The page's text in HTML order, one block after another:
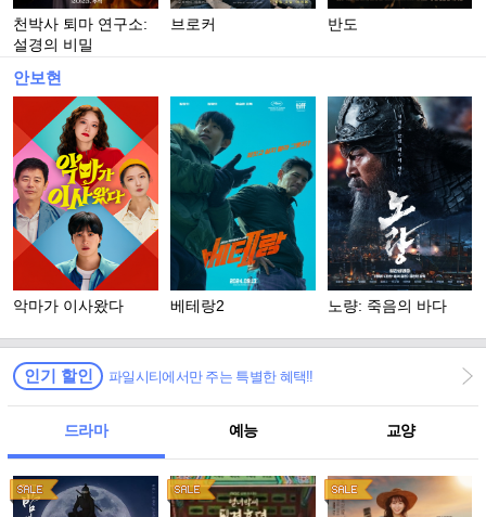
천박사 퇴마 연구소:
설경의 비밀
브로커 반도
안보현
악마가 이사왔다 베테랑2 노량: 죽음의 바다
인기 할인 파일시티에서만 주는 특별한 혜택!!
드라마 예능 교양